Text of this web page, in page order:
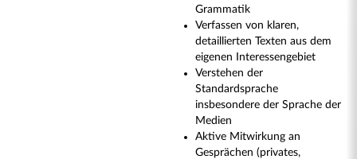
Grammatik
Verfassen von klaren,
detaillierten Texten aus dem
eigenen Interessengebiet
Verstehen der
Standardsprache
insbesondere der Sprache der
Medien
Aktive Mitwirkung an
Gesprächen (privates,